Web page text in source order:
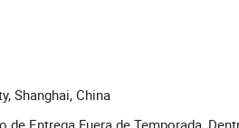
Shanghai, China
Entrega Fuera de Temporada,